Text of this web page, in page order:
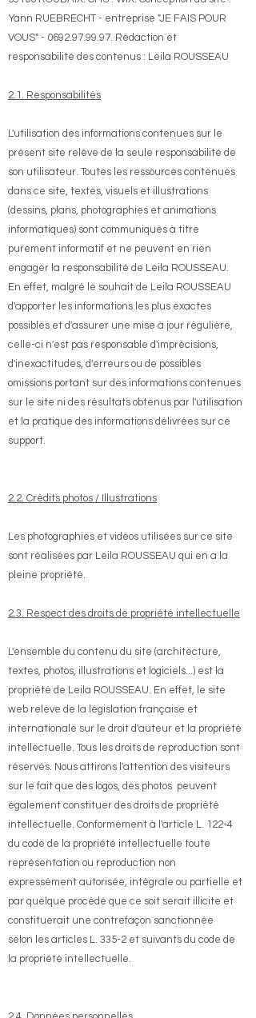
Yann RUEBRECHT - entreprise "JE FAIS POUR
VOUS" - 0692.97.99.97 . Rédaction et
responsabilité des contenus : Leila ROUSSEAU
2.1. Responsabilités
L'utilisation des informations contenues sur le
présent site relève de la seule responsabilité de
son utilisateur. Toutes les ressources contenues
dans ce site, textes, visuels et illustrations
(dessins, plans, photographies et animations
informatiques) sont communiqués à titre
purement informatif et ne peuvent en rien
engager la responsabilité de Leila ROUSSEAU.
En effet, malgré le souhait de Leila ROUSSEAU
d'apporter les informations les plus exactes
possibles et d'assurer une mise à jour régulière,
celle-ci n'est pas responsable d'imprécisions,
d'inexactitudes, d'erreurs ou de possibles
omissions portant sur des informations contenues
sur le site ni des résultats obtenus par l'utilisation
et la pratique des informations délivrées sur ce
support.
2.2. Crédits photos / Illustrations
​Les photographies et vidéos utilisées sur ce site
sont réalisées par Leila ROUSSEAU qui en a la
pleine propriété.
​​2.3. Respect des droits de propriété intellectuelle
​L'ensemble du contenu du site (architecture,
textes, photos, illustrations et logiciels...) est la
propriété de Leila ROUSSEAU. En effet, le site
web relève de la législation française et
internationale sur le droit d'auteur et la propriété
intellectuelle. Tous les droits de reproduction sont
réservés. Nous attirons l'attention des visiteurs
sur le fait que des logos, des photos peuvent
également constituer des droits de propriété
intellectuelle. Conformément à l'article L. 122-4
du code de la propriété intellectuelle toute
représentation ou reproduction non
expressément autorisée, intégrale ou partielle et
par quelque procédé que ce soit serait illicite et
constituerait une contrefaçon sanctionnée
selon les articles L. 335-2 et suivants du code de
la propriété intellectuelle.